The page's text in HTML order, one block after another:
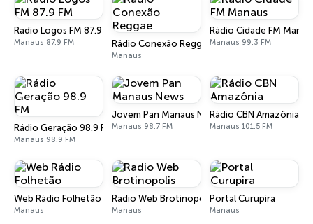
Rádio Logos FM 87.9 FM
Manaus 87.9 FM Rádio Conexão Reggae
Manaus
Rádio Cidade FM
Manaus 99.3 FM
Rádio Geração 98.9 FM
Manaus 98.9 FM
Jovem Pan Manaus News
Manaus 98.7 FM
Rádio CBN Amazônia
Manaus 101.5 FM
Web Rádio Folhetão
Manaus
Radio Web Brotinopolis
Manaus
Portal Curupira
Manaus